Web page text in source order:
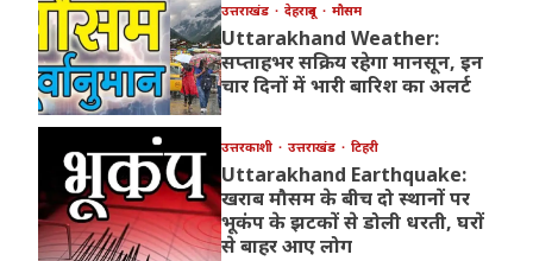
उत्तराखंड देहरादून मौसम
Uttarakhand Weather:
सप्ताहभर सक्रिय रहेगा मानसून, इन
चार दिनों में भारी बारिश का अलर्ट
उत्तरकाशी उत्तराखंड टिहरी
Uttarakhand Earthquake:
खराब मौसम के बीच दो स्थानों पर
भूकंप के झटकों से डोली धरती, घरों
से बाहर आए लोग